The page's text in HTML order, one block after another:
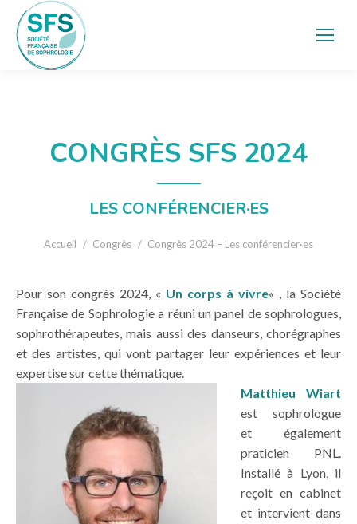
CONGRÈS SFS 2024
LES CONFÉRENCIER·ES
Vous êtes ici :
Accueil Congrès Congrès 2024 – Les conférencier·es
Pour son congrès 2024, « Un corps à vivre« , la Société
Française de Sophrologie a réuni un panel de sophrologues,
sophrothérapeutes, mais aussi des danseurs, chorégraphes
et des artistes, qui vont partager leur expériences et leur
expertise sur cette thématique.
Matthieu Wiart
est sophrologue
et également
praticien PNL.
Installé à Lyon, il
reçoit en cabinet
et intervient dans